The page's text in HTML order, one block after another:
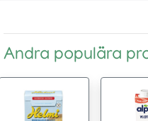
Andra populära